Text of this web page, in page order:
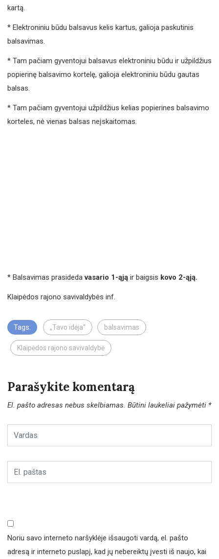
kartą.
* Elektroniniu būdu balsavus kelis kartus, galioja paskutinis
balsavimas.
* Tam pačiam gyventojui balsavus elektroniniu būdu ir užpildžius
popierinę balsavimo kortelę, galioja elektroniniu būdu gautas
balsas.
* Tam pačiam gyventojui užpildžius kelias popierines balsavimo
korteles, nė vienas balsas neįskaitomas.
* Balsavimas prasidedavasario 1-ąją ir baigsis kovo 2-ąją.
Klaipėdos rajono savivaldybės inf.
Tags: „Tavo idėja“ balsavimas
Klaipėdos rajono savivaldybė
Parašykite komentarą
El. pašto adresas nebus skelbiamas. Būtini laukeliai pažymėti *
Noriu savo interneto naršyklėje išsaugoti vardą, el. pašto
adresą ir interneto puslapį, kad jų nebereiktų įvesti iš naujo, kai